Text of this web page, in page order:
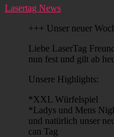
Lasertag News
+++ Unser neuer
Liebe LaserTag
nun fest und gilt ab
Unsere Highlights:
*XXL Würfelspiel
*Ladys und Mens
und natürlich unser
can Tag